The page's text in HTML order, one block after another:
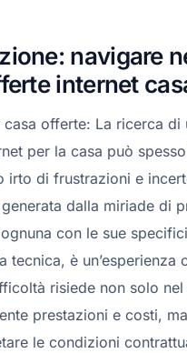
navigare
internet
casa offerte: La ricerca di
per la casa può
irto di frustrazioni e
dalla miriade di
con le sue
tecnica, è un’esperienza
risiede non solo
prestazioni e costi,
le condizioni